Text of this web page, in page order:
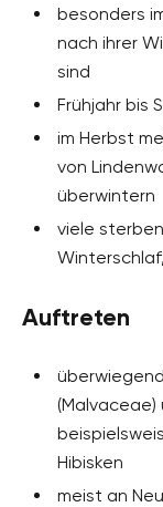
besonders
nach ihrer
sind
Frühjahr bis
im Herbst
von
überwintern
viele
Auftreten
Hibisken
meist an